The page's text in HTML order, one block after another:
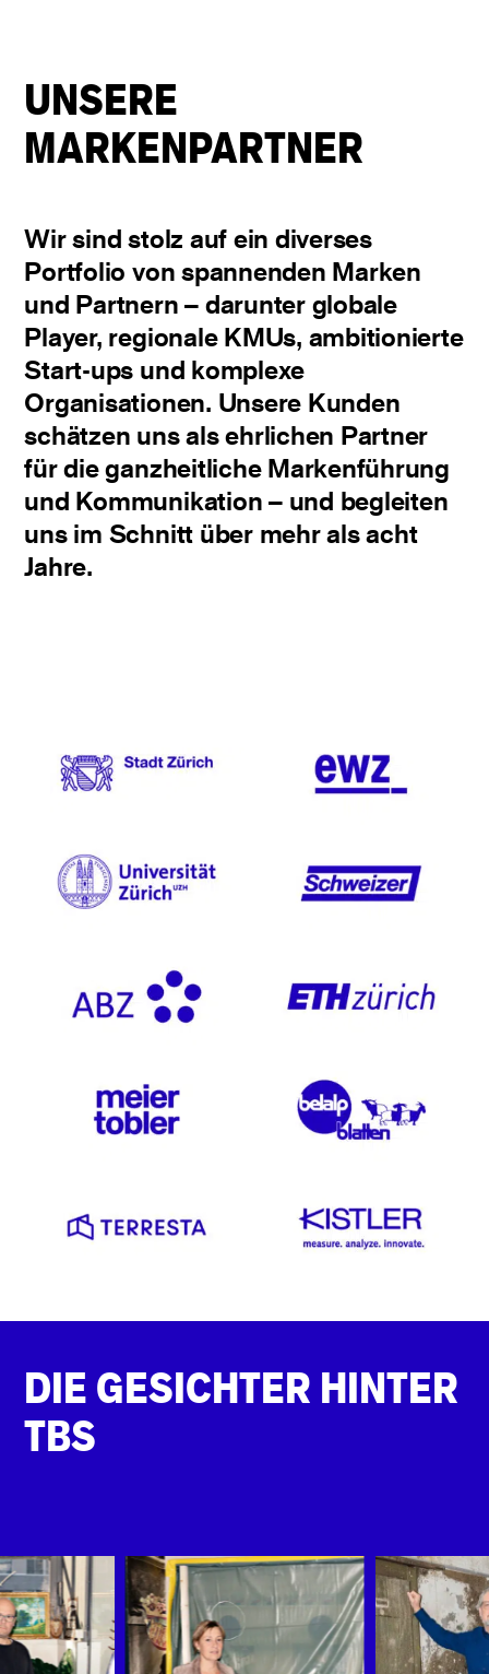
UNSERE
MARKENPARTNER
Wir sind stolz auf ein diverses
Portfolio von spannenden Marken
und Partnern – darunter globale
Player, regionale KMUs, ambitionierte
Start-ups und komplexe
Organisationen. Unsere Kunden
schätzen uns als ehrlichen Partner
für die ganzheitliche Markenführung
und Kommunikation – und begleiten
uns im Schnitt über mehr als acht
Jahre.
DIE GESICHTER HINTER
TBS